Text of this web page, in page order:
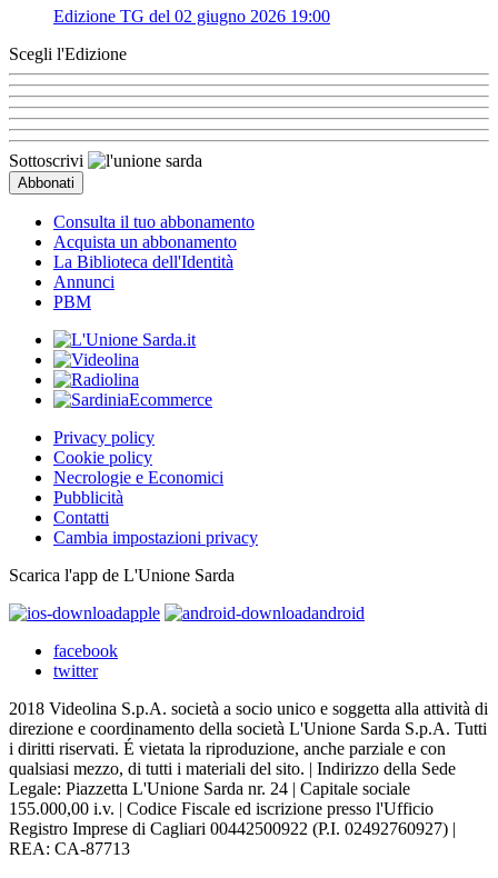
Edizione TG del 02 giugno 2026 19:00
Scegli l'Edizione
Sottoscrivi
Consulta il tuo abbonamento
Acquista un abbonamento
La Biblioteca dell'Identità
Annunci
PBM
Privacy policy
Cookie policy
Necrologie e Economici
Pubblicità
Contatti
Cambia impostazioni privacy
Scarica l'app de L'Unione Sarda
apple
android
facebook
twitter
2018 Videolina S.p.A. società a socio unico e soggetta alla attività di
direzione e coordinamento della società L'Unione Sarda S.p.A. Tutti
i diritti riservati. É vietata la riproduzione, anche parziale e con
qualsiasi mezzo, di tutti i materiali del sito. | Indirizzo della Sede
Legale: Piazzetta L'Unione Sarda nr. 24 | Capitale sociale
155.000,00 i.v. | Codice Fiscale ed iscrizione presso l'Ufficio
Registro Imprese di Cagliari 00442500922 (P.I. 02492760927) |
REA: CA-87713